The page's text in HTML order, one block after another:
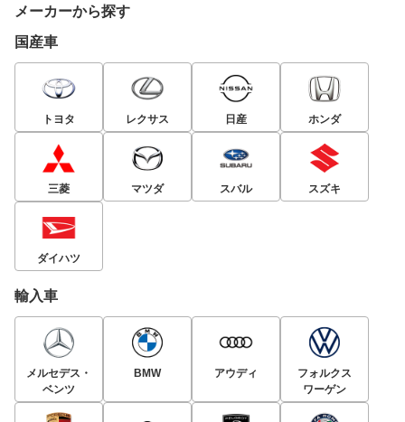
メーカーから探す
国産車
トヨタ レクサス 日産 ホンダ
三菱 マツダ スバル スズキ
ダイハツ
輸入車
メルセデス・
ベンツ
BMW アウディ
フォルクス
ワーゲン